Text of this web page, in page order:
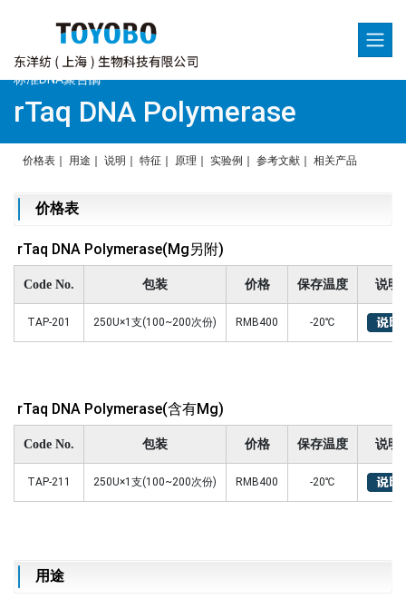
标准DNA聚合酶
rTaq DNA Polymerase
价格表 用途 说明 特征 原理 实验例 参考文献 相关产品
价格表
rTaq DNA Polymerase(Mg另附)
Code No. 包装 价格 保存温度 说明
TAP-201 250U×1支(100~200次份) RMB400 -20℃
rTaq DNA Polymerase(含有Mg)
Code No. 包装 价格 保存温度 说明
TAP-211 250U×1支(100~200次份) RMB400 -20℃
用途